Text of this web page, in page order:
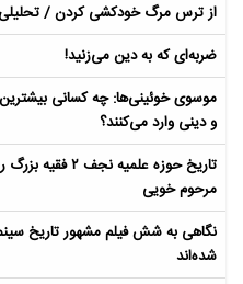
از ترس مرگ خودکشی کردن / تحلیلی بر
ضربه‌ای که به دین می‌زنید!
موسوی خوئینی‌ها: چه کسانی
و دینی وارد می‌کنند؟
تاریخ حوزه
مرحوم خویی
نگاهی به شش فیلم مشهور تاریخ
شده‌اند